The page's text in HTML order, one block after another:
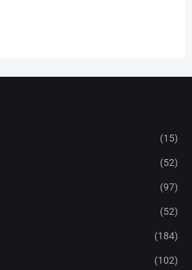
(15)
(52)
(97)
(52)
(184)
(102)